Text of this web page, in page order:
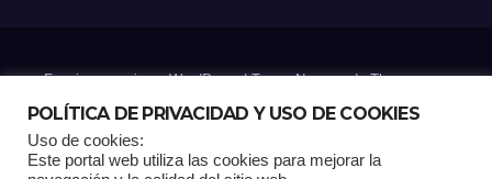
Funciona gracias a WordPress|Tema: Newsup deThemeansar
POLÍTICA DE PRIVACIDAD Y USO DE COOKIES
Uso de cookies:
Este portal web utiliza las cookies para mejorar la